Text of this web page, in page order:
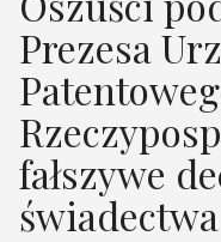
Prezesa
fałszywe